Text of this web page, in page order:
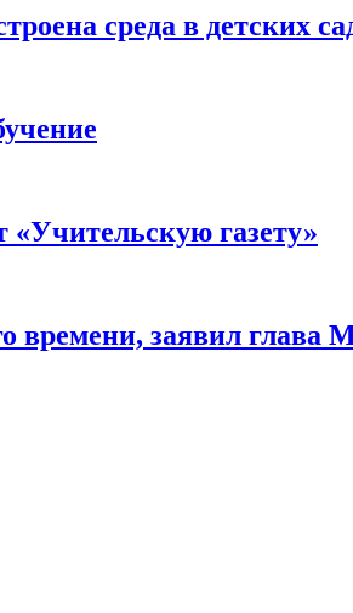
среда в детских
«Учительскую газету»
времени, заявил глава